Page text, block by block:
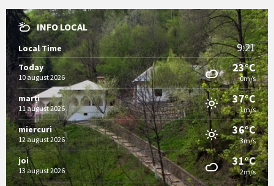
INFO LOCAL
Local Time 9:21
Today
10 august 2026
23°C
0m/s
marți
11 august 2026
37°C
1m/s
miercuri
12 august 2026
36°C
3m/s
joi
13 august 2026
31°C
2m/s